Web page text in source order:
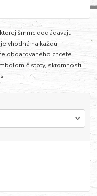
šmrnc dodádavaju
vhodná na každú
obdarovaného chcete
čistoty, skromnosti.